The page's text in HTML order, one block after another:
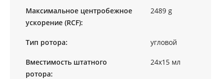
Максимальное центробежное
ускорение (RCF):
2489 g
Тип ротора: угловой
Вместимость штатного
ротора:
24х15 мл